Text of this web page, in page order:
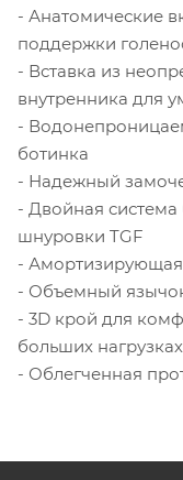
- Анатомические
поддержки
- Вставка из
внутренника для
-
ботинка
- Надежный
- Двойная
шнуровки TGF
- Амортизирующая
- Объемный
- 3D крой для
больших нагрузках
- Облегченная